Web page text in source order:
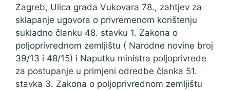
Zagreb, Ulica grada Vukovara 78., zahtjev za
sklapanje ugovora o privremenom korištenju
sukladno članku 48. stavku 1. Zakona o
poljoprivrednom zemljištu ( Narodne novine broj
39/13 i 48/15) i Naputku ministra poljoprivrede
za postupanje u primjeni odredbe članka 51.
stavka 3. Zakona o poljoprivrednom zemljištu